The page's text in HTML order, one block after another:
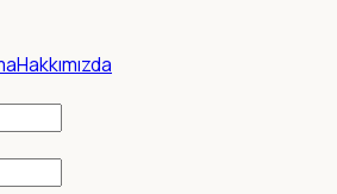
Hakkımızda